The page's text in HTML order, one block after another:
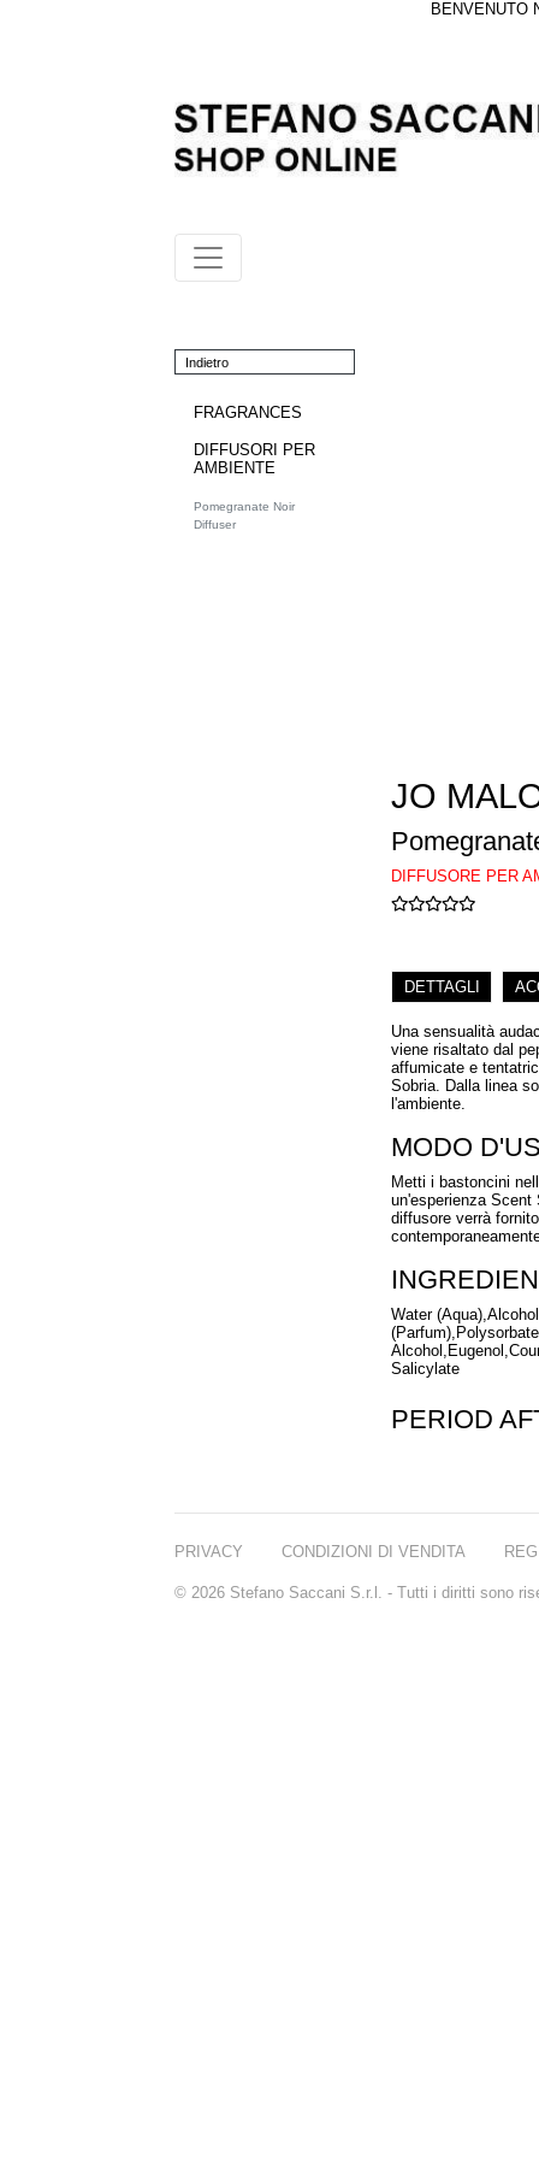
BENVENUTO
Indietro
FRAGRANCES
DIFFUSORI PER
AMBIENTE
Pomegranate Noir
Diffuser
JO
DIFFUSORE PER
DETTAGLI
Una sensualità
viene risaltato dal
affumicate e
Sobria. Dalla linea
l'ambiente.
MODO
Metti i bastoncini
un'esperienza
diffusore verrà
Water
Salicylate
PERIOD
PRIVACY CONDIZIONI DI VENDITA
© 2026 Stefano Saccani S.r.l. - Tutti i diritti sono